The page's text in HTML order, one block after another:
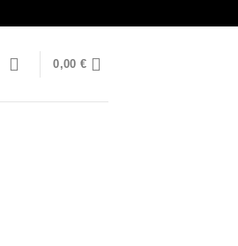
0,00 €